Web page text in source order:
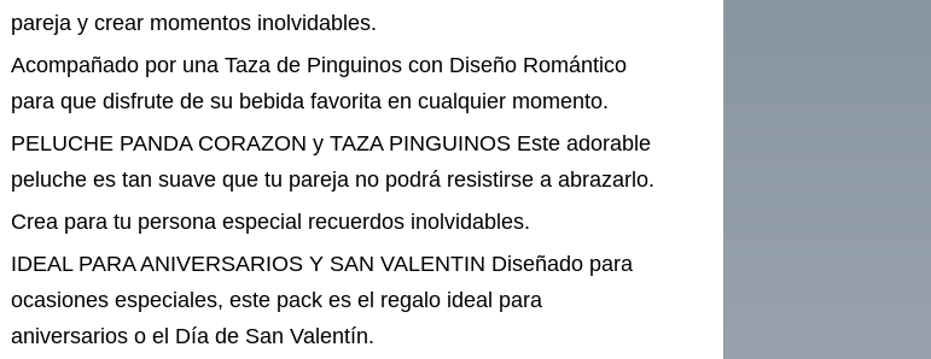
pareja y crear momentos inolvidables.
Acompañado por una Taza de Pinguinos con Diseño Romántico
para que disfrute de su bebida favorita en cualquier momento.
PELUCHE PANDA CORAZON y TAZA PINGUINOS Este adorable
peluche es tan suave que tu pareja no podrá resistirse a abrazarlo.
Crea para tu persona especial recuerdos inolvidables.
IDEAL PARA ANIVERSARIOS Y SAN VALENTIN Diseñado para
ocasiones especiales, este pack es el regalo ideal para
aniversarios o el Día de San Valentín.